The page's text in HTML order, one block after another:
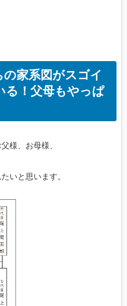
家系図がスゴイ
る！父母もやっぱ
様、お母様、
いと思います。